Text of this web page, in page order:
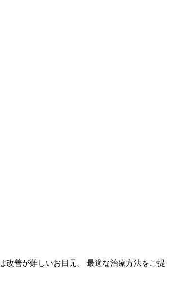
改善が難しいお目元。 最適な治療方法をご提